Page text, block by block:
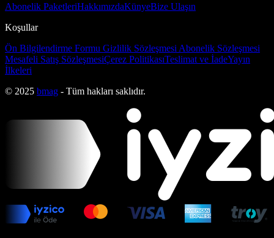
Abonelik PaketleriHakkımızdaKünyeBize Ulaşın
Koşullar
Ön Bilgilendirme Formu Gizlilik Sözleşmesi Abonelik Sözleşmesi
Mesafeli Satış SözleşmesiÇerez PolitikasıTeslimat ve İadeYayın
İlkeleri
© 2025 bmag - Tüm hakları saklıdır.